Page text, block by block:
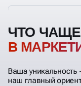
ЧТО
В
Ваша уникальность
наш главный